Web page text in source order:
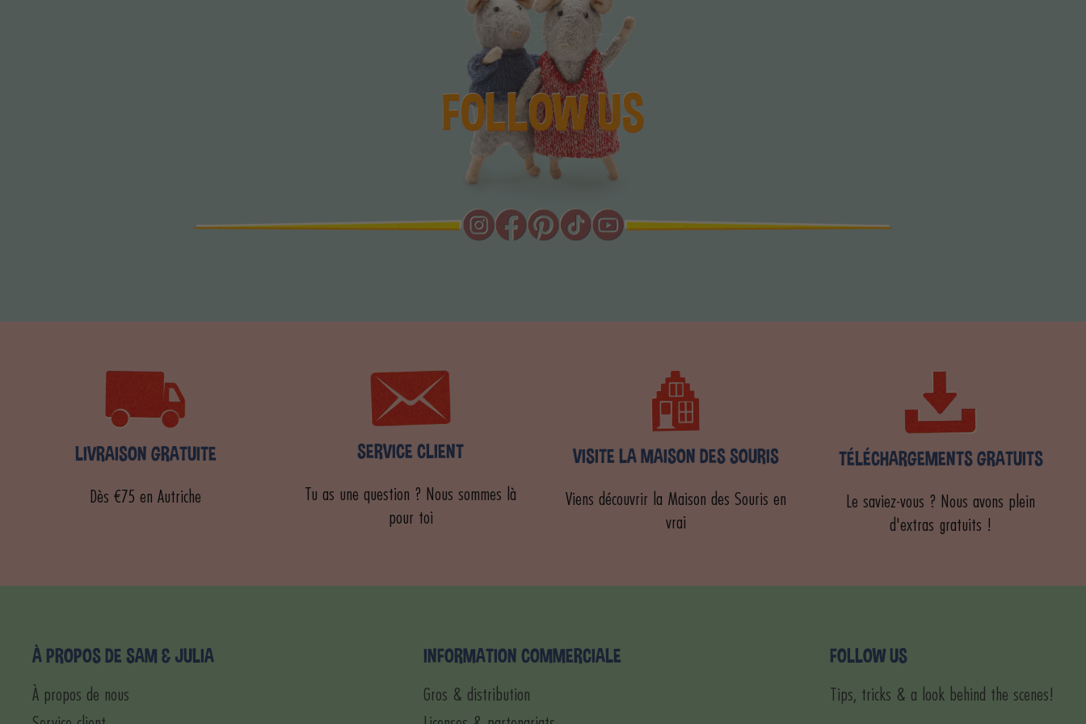
LIVRAISON GRATUITE
Dès €75 en Autriche
SERVICE CLIENT
Tu as une question ? Nous sommes là
pour toi
VISITE LA MAISON DES SOURIS
Viens découvrir la Maison des Souris en
vrai
TÉLÉCHARGEMENTS GRATUITS
Le saviez-vous ? Nous avons plein
d'extras gratuits !
À PROPOS DE SAM & JULIA
À propos de nous
INFORMATION COMMERCIALE
Gros & distribution
FOLLOW US
Tips, tricks & a look behind the scenes!